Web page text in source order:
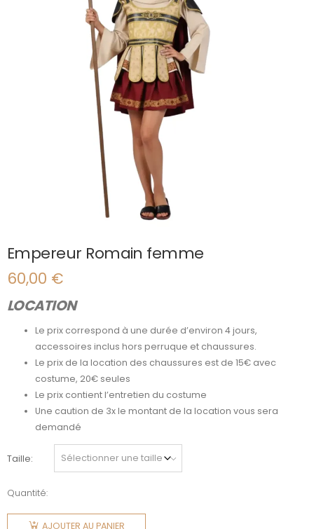
Empereur Romain femme
60,00 €
LOCATION
Le prix correspond à une durée d’environ 4 jours,
accessoires inclus hors perruque et chaussures.
Le prix de la location des chaussures est de 15€ avec
costume, 20€ seules
Le prix contient l’entretien du costume
Une caution de 3x le montant de la location vous sera
demandé
Taille
Quantité:
quantité
AJOUTER AU PANIER